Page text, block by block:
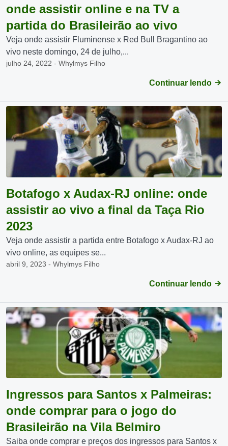
onde assistir online e na TV a
partida do Brasileirão ao vivo
Veja onde assistir Fluminense x Red Bull Bragantino ao
vivo neste domingo, 24 de julho,...
julho 24, 2022 - Whylmys Filho
Continuar lendo
Botafogo x Audax-RJ online: onde
assistir ao vivo a final da Taça Rio
2023
Veja onde assistir a partida entre Botafogo x Audax-RJ ao
vivo online, as equipes se...
abril 9, 2023 - Whylmys Filho
Continuar lendo
Ingressos para Santos x Palmeiras:
onde comprar para o jogo do
Brasileirão na Vila Belmiro
Saiba onde comprar e preços dos ingressos para Santos x